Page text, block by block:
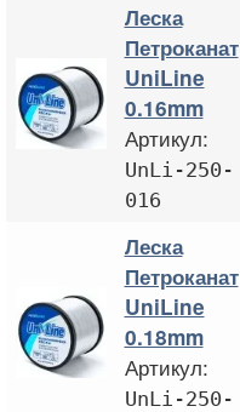
Леска
Петроканат
UniLine
0.16mm
Артикул:
UnLi-250-
016
Леска
Петроканат
UniLine
0.18mm
Артикул:
UnLi-250-